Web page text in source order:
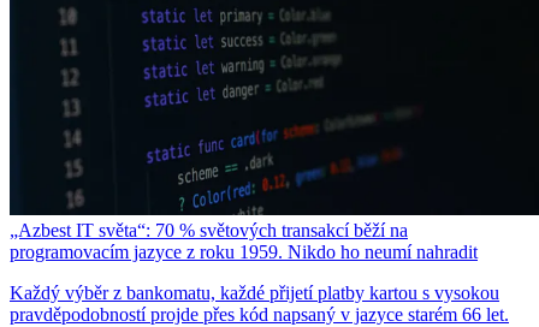
„Azbest IT světa“: 70 % světových transakcí běží na
programovacím jazyce z roku 1959. Nikdo ho neumí nahradit
Každý výběr z bankomatu, každé přijetí platby kartou s vysokou
pravděpodobností projde přes kód napsaný v jazyce starém 66 let.